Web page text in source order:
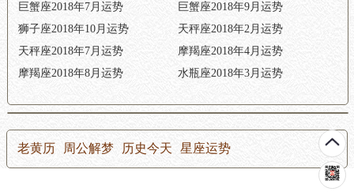
巨蟹座2018年7月运势
巨蟹座2018年9月运势
狮子座2018年10月运势
天秤座2018年2月运势
天秤座2018年7月运势
摩羯座2018年4月运势
摩羯座2018年8月运势
水瓶座2018年3月运势
老黄历 周公解梦 历史今天 星座运势